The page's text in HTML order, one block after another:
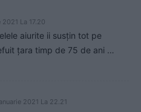
La 17.20
aiurite ii susțin tot pe
țara timp de 75 de ani …
2021 La 22.21